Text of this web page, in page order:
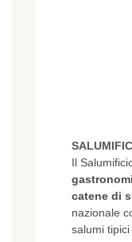
Il
catene di
nazionale
salumi tipici